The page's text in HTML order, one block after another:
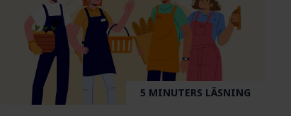
5 MINUTERS LÄSNING